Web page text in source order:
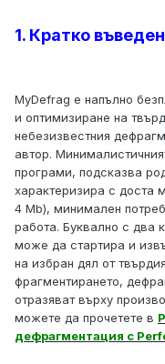
1. Кратко
MyDefrag е напълно
и оптимизиране на
небезизвестния
автор.
програми, подсказва
характеризира с доста
4 Mb), минимален
работа. Буквално с два
може да стартира и
на избран дял от
фрагментирането,
отразяват върху
можете да прочетете в
дефрагментация с